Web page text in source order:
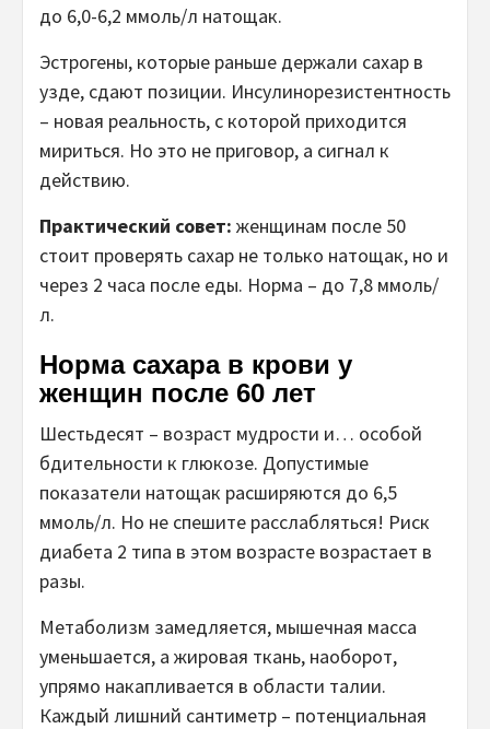
до 6,0-6,2 ммоль/л натощак.
Эстрогены, которые раньше держали сахар в
узде, сдают позиции. Инсулинорезистентность
– новая реальность, с которой приходится
мириться. Но это не приговор, а сигнал к
действию.
Практический совет: женщинам после 50
стоит проверять сахар не только натощак, но и
через 2 часа после еды. Норма – до 7,8 ммоль/
л.
Норма сахара в крови у
женщин после 60 лет
Шестьдесят – возраст мудрости и… особой
бдительности к глюкозе. Допустимые
показатели натощак расширяются до 6,5
ммоль/л. Но не спешите расслабляться! Риск
диабета 2 типа в этом возрасте возрастает в
разы.
Метаболизм замедляется, мышечная масса
уменьшается, а жировая ткань, наоборот,
упрямо накапливается в области талии.
Каждый лишний сантиметр – потенциальная